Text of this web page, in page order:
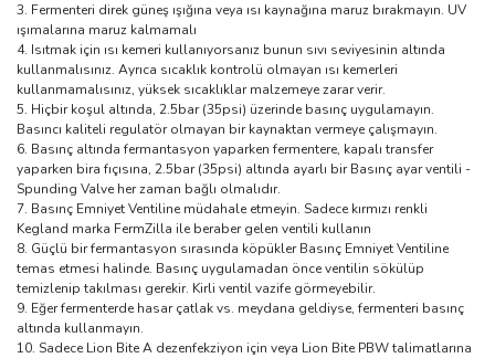
Fermenteri direk güneş ışığına veya ısı kaynağına maruz bırakmayın. UV
ışımalarına maruz kalmamalı
Isıtmak için ısı kemeri kullanıyorsanız bunun sıvı seviyesinin altında
kullanmalısınız. Ayrıca sıcaklık kontrolü olmayan ısı kemerleri
kullanmamalısınız, yüksek sıcaklıklar malzemeye zarar verir.
Hiçbir koşul altında, 2.5bar (35psi) üzerinde basınç uygulamayın.
Basıncı kaliteli regulatör olmayan bir kaynaktan vermeye çalışmayın.
Basınç altında fermantasyon yaparken fermentere, kapalı transfer
yaparken bira fıçısına, 2.5bar (35psi) altında ayarlı bir Basınç ayar ventili -
Spunding Valve her zaman bağlı olmalıdır.
Basınç Emniyet Ventiline müdahale etmeyin. Sadece kırmızı renkli
Kegland marka FermZilla ile beraber gelen ventili kullanın
Güçlü bir fermantasyon sırasında köpükler Basınç Emniyet Ventiline
temas etmesi halinde. Basınç uygulamadan önce ventilin sökülüp
temizlenip takılması gerekir. Kirli ventil vazife görmeyebilir.
Eğer fermenterde hasar çatlak vs. meydana geldiyse, fermenteri basınç
altında kullanmayın.
Sadece Lion Bite A dezenfekziyon için veya Lion Bite PBW talimatlarına